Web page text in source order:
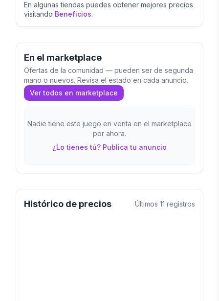
En algunas tiendas puedes obtener mejores precios
visitando Beneficios.
En el marketplace
Ofertas de la comunidad — pueden ser de segunda
mano o nuevos. Revisa el estado en cada anuncio.
Ver todos en marketplace
Nadie tiene este juego en venta en el marketplace
por ahora.
¿Lo tienes tú? Publica tu anuncio
Histórico de precios Últimos 11 registros